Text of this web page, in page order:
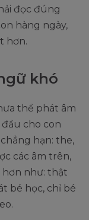
đọc đúng
hàng ngày,
hơn.
khó
thể phát âm
cho con
hạn: the,
các âm trên,
hơn như: thật
bé học, chỉ bé